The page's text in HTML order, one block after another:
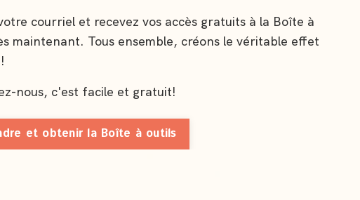
courriel et recevez vos accès gratuits à la Boîte à
maintenant. Tous ensemble, créons le véritable effet
nous, c'est facile et gratuit!
et obtenir la Boîte à outils